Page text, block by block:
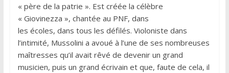
« père de la patrie ». Est créée la célèbre
« Giovinezza », chantée au PNF, dans
les écoles, dans tous les défilés. Violoniste dans
l’intimité, Mussolini a avoué à l’une de ses nombreuses
maîtresses qu’il avait rêvé de devenir un grand
musicien, puis un grand écrivain et que, faute de cela, il